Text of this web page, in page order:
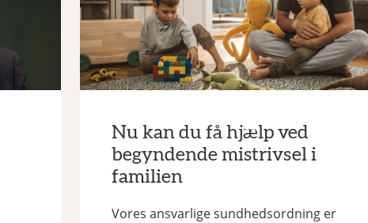
Nu kan du få hjælp ved
begyndende mistrivsel i
familien
Vores ansvarlige sundhedsordning er